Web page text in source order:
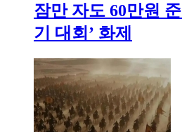
잠만 자도 60만원
기 대회’ 화제